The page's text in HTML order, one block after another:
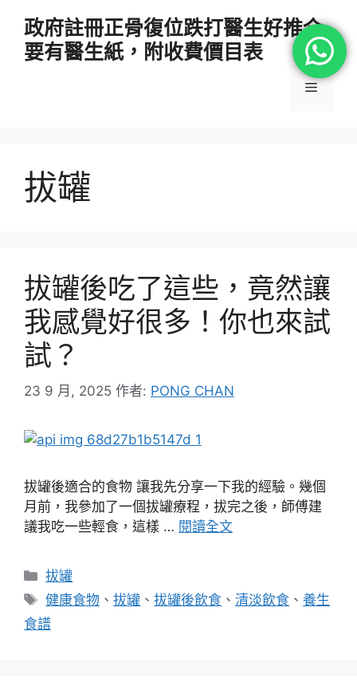
政府註冊正骨復位跌打醫生好推介
要有醫生紙，附收費價目表
選
拔罐
拔罐後吃了這些，竟然讓
我感覺好很多！你也來試
試？
23 9 月, 2025 作者: PONG CHAN
拔罐後適合的食物 讓我先分享一下我的經驗。幾個
月前，我參加了一個拔罐療程，拔完之後，師傅建
議我吃一些輕食，這樣 … 閱讀全文
分
類
拔罐
標
籤
健康食物 、拔罐 、拔罐後飲食 、清淡飲食 、養生
食譜